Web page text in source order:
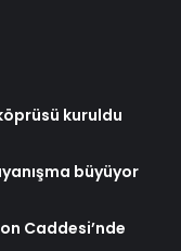
kuruldu
büyüyor
Caddesi’nde